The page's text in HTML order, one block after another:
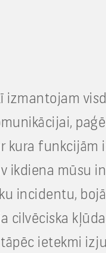
kura
ikdiena mūsu
incidentu,
ietekmi